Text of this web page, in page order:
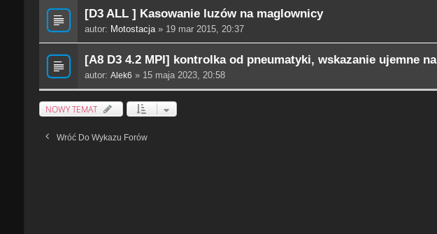
[D3 ALL ] Kasowanie luzów na maglownicy
autor: Motostacja» 19 mar 2015, 20:37
[A8 D3 4.2 MPI] kontrolka od pneumatyki, wskazanie ujemne na
autor: Alek6 » 15 maja 2023, 20:58
NOWY TEMAT
Wróć Do Wykazu Forów